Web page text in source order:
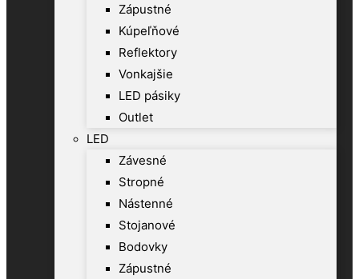
Zápustné
Kúpeľňové
Reflektory
Vonkajšie
LED pásiky
Outlet
LED
Závesné
Stropné
Nástenné
Stojanové
Bodovky
Zápustné